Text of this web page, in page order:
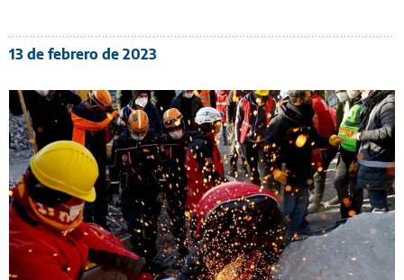
13 de febrero de 2023